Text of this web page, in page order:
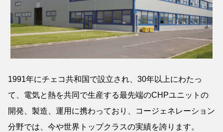
1991年にチェコ共和国で設立され、30年以上にわたっ
て、電気と熱を共同で生産する最先端のCHPユニットの
開発、製造、運用に携わっており、コージェネレーション
分野では、今や世界トップクラスの実績を誇ります。